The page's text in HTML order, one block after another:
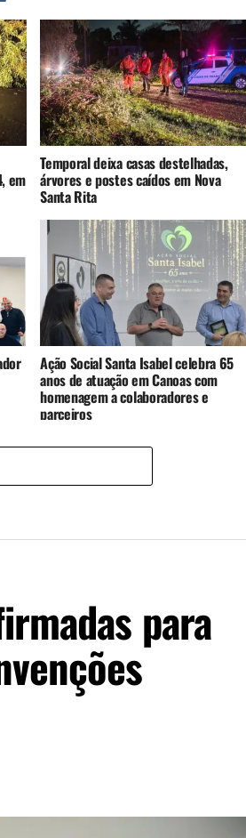
em
Temporal deixa casas destelhadas,
árvores e postes caídos em Nova
Santa Rita
Ação Social Santa Isabel celebra 65
anos de atuação em Canoas com
homenagem a colaboradores e
parceiros
para